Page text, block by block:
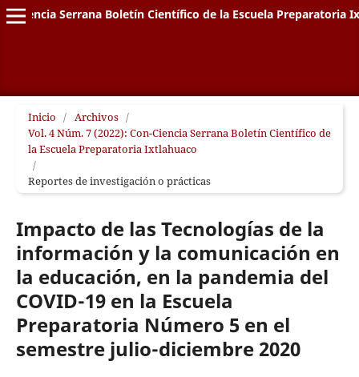
Ciencia Serrana Boletín Científico de la Escuela Preparatoria
Inicio / Archivos /
Vol. 4 Núm. 7 (2022): Con-Ciencia Serrana Boletín Científico de
la Escuela Preparatoria Ixtlahuaco
/
Reportes de investigación o prácticas
Impacto de las Tecnologías de la
información y la comunicación en
la educación, en la pandemia del
COVID-19 en la Escuela
Preparatoria Número 5 en el
semestre julio-diciembre 2020